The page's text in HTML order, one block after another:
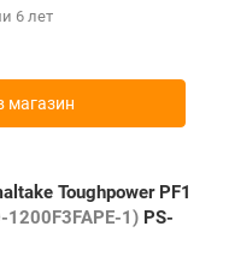
6 лет
магазин
Toughpower PF1
1200F3FAPE-1) PS-